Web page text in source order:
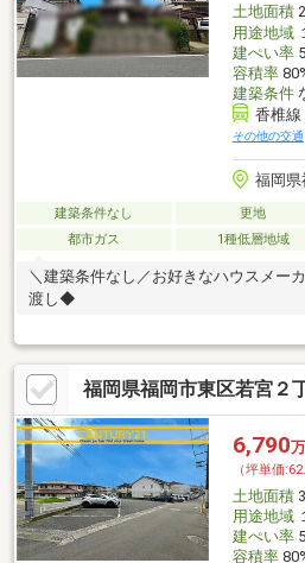
土地面積
用途地域
建ぺい率
容積率
建築条件
香椎線
その他の交通
福岡県
建築条件なし 更地
都市ガス
1種低層地域
＼建築条件なし／お好きなハウスメー
渡し◆
福岡県福岡市東区若宮２
6,790
（坪単価
土地面積
用途地域
建ぺい率
容積率